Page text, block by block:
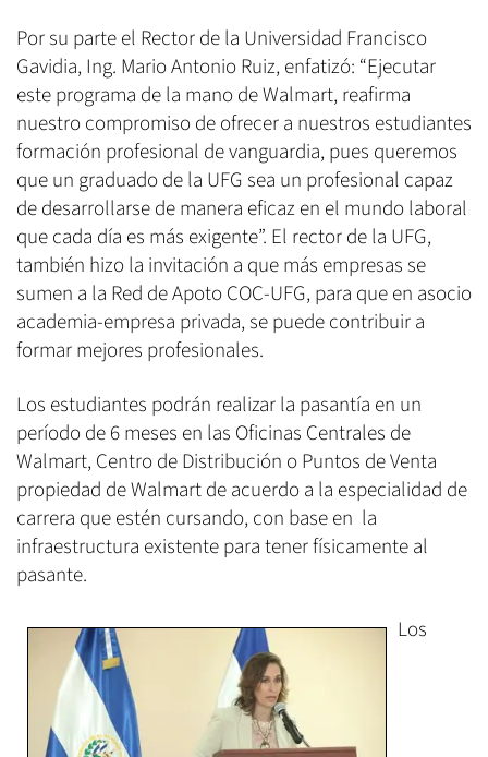
Por su parte el Rector de la Universidad Francisco
Gavidia, Ing. Mario Antonio Ruiz, enfatizó: “Ejecutar
este programa de la mano de Walmart, reafirma
nuestro compromiso de ofrecer a nuestros estudiantes
formación profesional de vanguardia, pues queremos
que un graduado de la UFG sea un profesional capaz
de desarrollarse de manera eficaz en el mundo laboral
que cada día es más exigente”. El rector de la UFG,
también hizo la invitación a que más empresas se
sumen a la Red de Apoto COC-UFG, para que en asocio
academia-empresa privada, se puede contribuir a
formar mejores profesionales.
Los estudiantes podrán realizar la pasantía en un
período de 6 meses en las Oficinas Centrales de
Walmart, Centro de Distribución o Puntos de Venta
propiedad de Walmart de acuerdo a la especialidad de
carrera que estén cursando, con base en la
infraestructura existente para tener físicamente al
pasante.
Los